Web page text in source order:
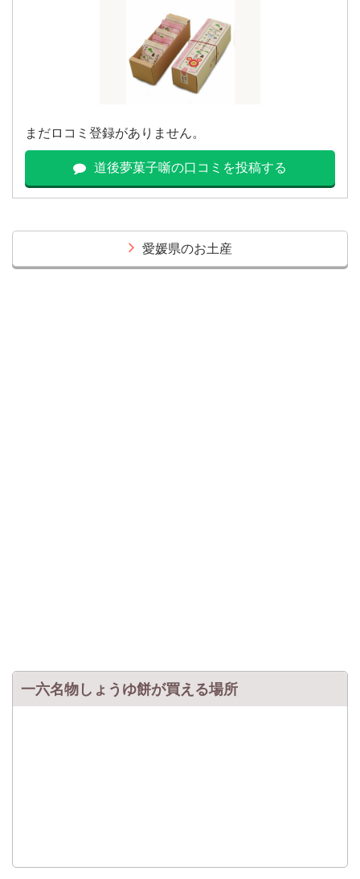
まだロコミ登録がありません。
道後夢菓子噺の口コミを投稿する
愛媛県のお土産
一六名物しょうゆ餅が買える場所